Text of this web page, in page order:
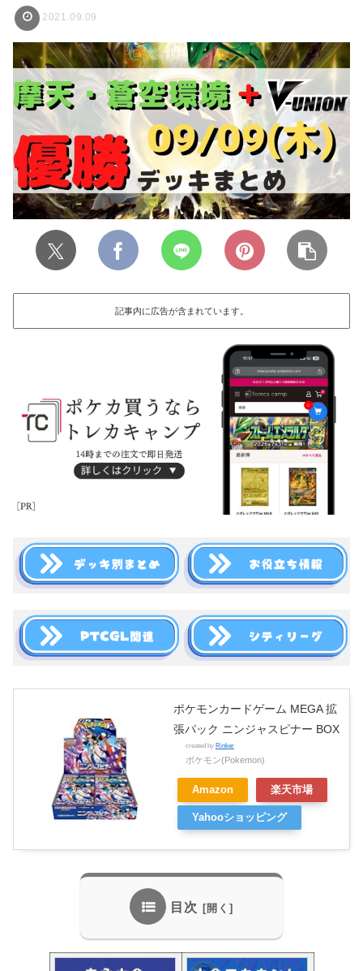
2021.09.09
記事内に広告が含まれています。
ポケモンカードゲーム MEGA 拡
張パック ニンジャスピナー BOX
created by Rinker
ポケモン(Pokemon)
Amazon 楽天市場
Yahooショッピング
目次